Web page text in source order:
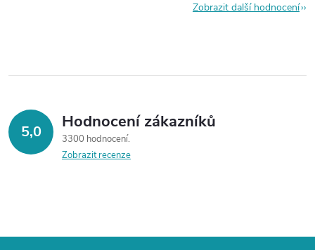
Zobrazit další hodnocení
5,0 Hodnocení zákazníků
3300 hodnocení
Zobrazit recenze